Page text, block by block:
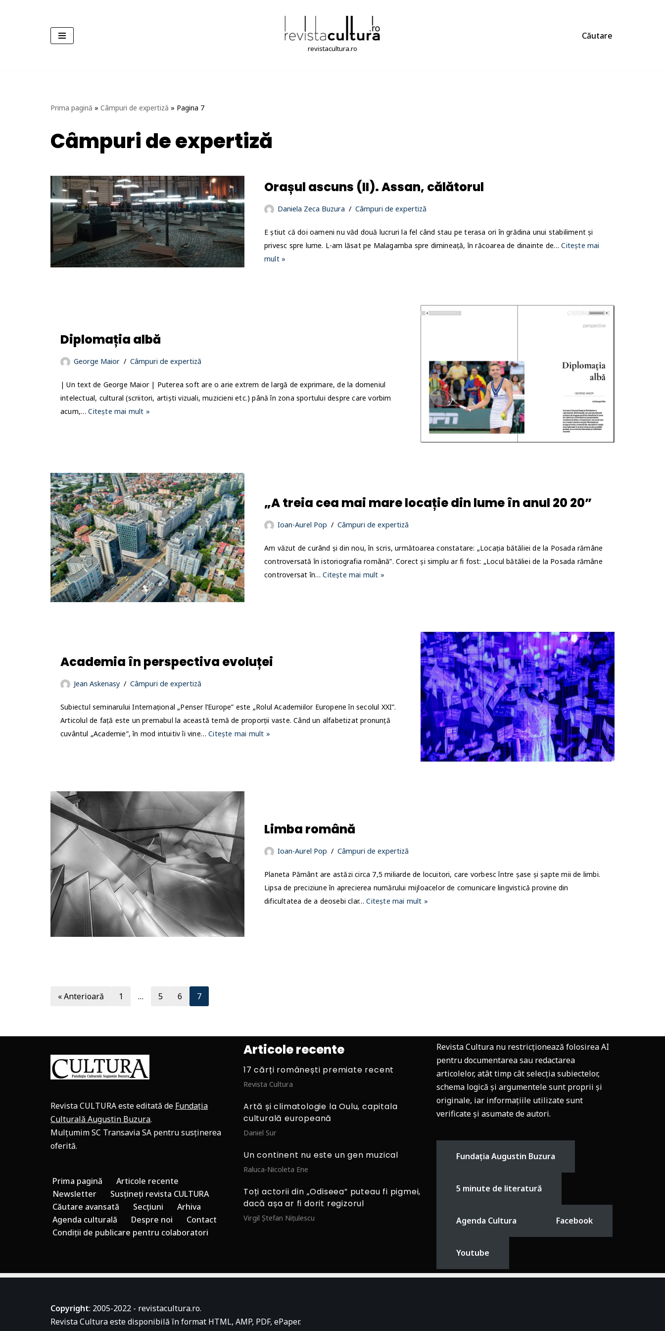
revistacultura.ro
Căutare
Prima pagină » Câmpuri de expertiză » Pagina 7
Câmpuri de expertiză
Orașul ascuns (II). Assan, călătorul
Daniela Zeca Buzura Câmpuri de expertiză
E știut că doi oameni nu văd două lucruri la fel când stau pe terasa ori în grădina unui stabiliment și
privesc spre lume. L-am lăsat pe Malagamba spre dimineață, în răcoarea de dinainte de…Citește mai
mult »
Diplomația albă
George Maior Câmpuri de expertiză
| Un text de George Maior | Puterea soft are o arie extrem de largă de exprimare, de la domeniul
intelectual, cultural (scriitori, artiști vizuali, muzicieni etc.) până în zona sportului despre care vorbim
acum,…Citește mai mult »
„A treia cea mai mare locație din lume în anul 20 20”
Ioan-Aurel Pop Câmpuri de expertiză
Am văzut de curând și din nou, în scris, următoarea constatare: „Locația bătăliei de la Posada rămâne
controversată în istoriografia română”. Corect și simplu ar fi fost: „Locul bătăliei de la Posada rămâne
controversat în…Citește mai mult »
Academia în perspectiva evoluței
Jean Askenasy Câmpuri de expertiză
Subiectul seminarului Internațional „Penser l’Europe” este „Rolul Academiilor Europene în secolul XXI”.
Articolul de față este un premabul la această temă de proporții vaste. Când un alfabetizat pronunță
cuvântul „Academie”, în mod intuitiv îi vine…Citește mai mult »
Limba română
Ioan-Aurel Pop Câmpuri de expertiză
Planeta Pământ are astăzi circa 7,5 miliarde de locuitori, care vorbesc între șase și șapte mii de limbi.
Lipsa de preciziune în aprecierea numărului mijloacelor de comunicare lingvistică provine din
dificultatea de a deosebi clar…Citește mai mult »
« Anterioară 1 … 5 6 7
Revista CULTURA este editată de Fundația
Culturală Augustin Buzura.
Mulțumim SC Transavia SA pentru susținerea
oferită.
Prima pagină
Articole recente
Newsletter
Susțineți revista CULTURA
Căutare avansată
Secțiuni
Arhiva
Agenda culturală
Despre noi
Contact
Condiții de publicare pentru colaboratori
Articole recente
17 cărți românești premiate recent
Revista Cultura
Artă și climatologie la Oulu, capitala
culturală europeană
Daniel Sur
Un continent nu este un gen muzical
Raluca-Nicoleta Ene
Toți actorii din „Odiseea” puteau fi pigmei,
dacă așa ar fi dorit regizorul
Virgil Ștefan Nițulescu
Revista Cultura nu restricționează folosirea AI
pentru documentarea sau redactarea
articolelor, atât timp cât selecția subiectelor,
schema logică și argumentele sunt proprii și
originale, iar informațiile utilizate sunt
verificate și asumate de autori.
Fundația Augustin Buzura
5 minute de literatură
Agenda Cultura Facebook
Youtube
Copyright: 2005-2022 - revistacultura.ro.
Revista Cultura este disponibilă în format HTML, AMP, PDF, ePaper.